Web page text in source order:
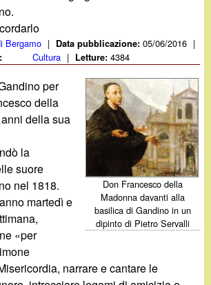
r
c
e
r
Bergamo | Data pubblicazione:05/06/2016 |
Cultura | Letture:4384
Don Francesco della
Madonna davanti alla
basilica di Gandino in un
dipinto di Pietro Servalli
per
della
della sua
la
suore
nel 1818.
martedì e
«per
narrare e cantare le